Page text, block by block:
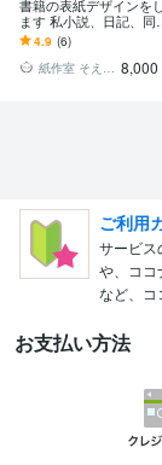
書籍の表紙デザインをし
ます 私小説、日記、同人
誌などの書籍の印刷向け
データの制作
4.9 (6)
紙作室 そえがき 8,000
ご利用
サービス
や、ココ
など、コ
お支払い方法